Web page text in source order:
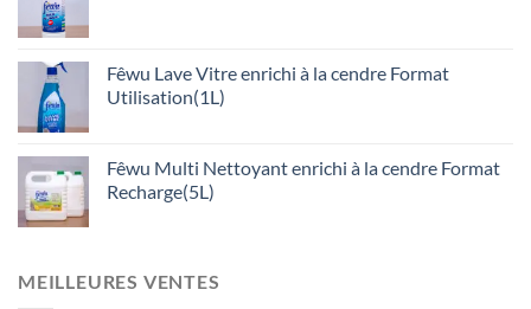
Fêwu Lave Vitre enrichi à la cendre Format
Utilisation(1L)
Fêwu Multi Nettoyant enrichi à la cendre Format
Recharge(5L)
MEILLEURES VENTES